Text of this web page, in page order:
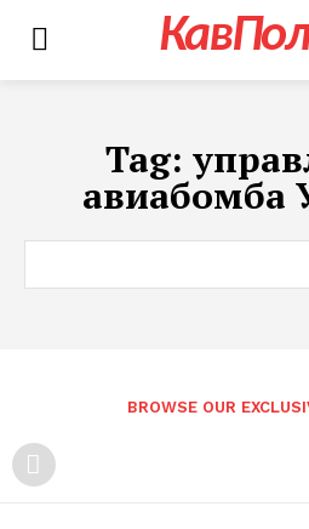
Tag:
авиабомба
BROWSE OUR